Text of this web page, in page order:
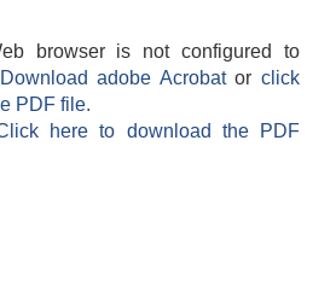
browser is not configured to
Download adobe Acrobatorclick
PDF file.
here to download the PDF